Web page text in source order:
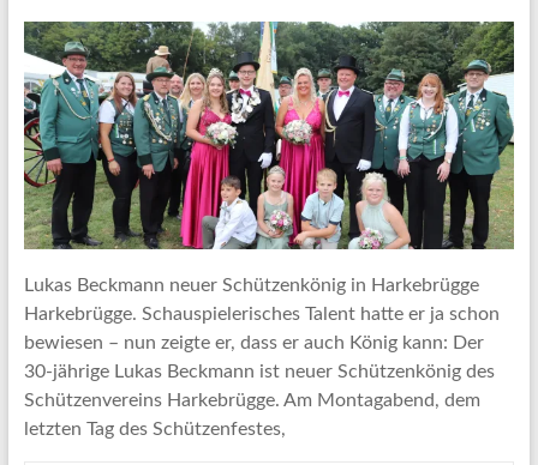
Lukas Beckmann neuer Schützenkönig in Harkebrügge
Harkebrügge. Schauspielerisches Talent hatte er ja schon
bewiesen – nun zeigte er, dass er auch König kann: Der
30-jährige Lukas Beckmann ist neuer Schützenkönig des
Schützenvereins Harkebrügge. Am Montagabend, dem
letzten Tag des Schützenfestes,